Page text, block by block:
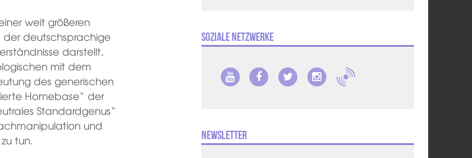
weit größeren
der deutschsprachige
darstellt,
mit dem
des generischen
Homebase“ der
Standardgenus“
und
tun.
Soziale Netzwerke
Newsletter